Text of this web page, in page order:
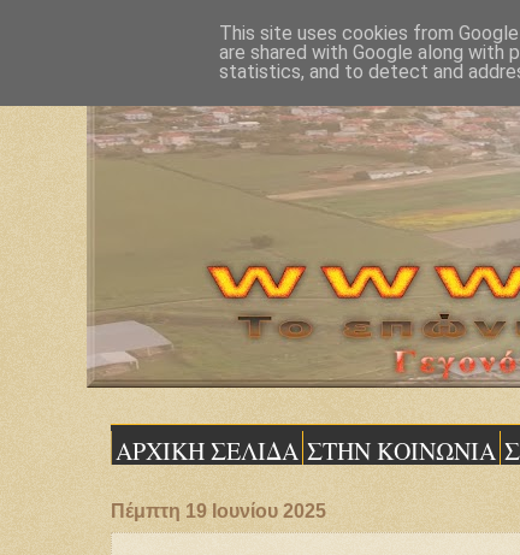
ΑΡΧΙΚΗ ΣΕΛΙΔΑ ΣΤΗΝ ΚΟΙΝΩΝΙΑ
Πέμπτη 19 Ιουνίου 2025
This site uses cookies from
are shared with Google along with
statistics, and to detect and